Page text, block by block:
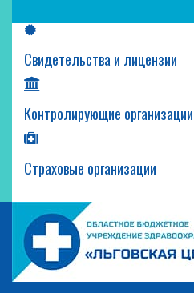
Свидетельства и лицензии
Контролирующие организации
Страховые организации